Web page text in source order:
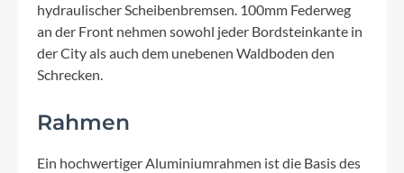
hydraulischer Scheibenbremsen. 100mm Federweg
an der Front nehmen sowohl jeder Bordsteinkante in
der City als auch dem unebenen Waldboden den
Schrecken.
Rahmen
Ein hochwertiger Aluminiumrahmen ist die Basis des